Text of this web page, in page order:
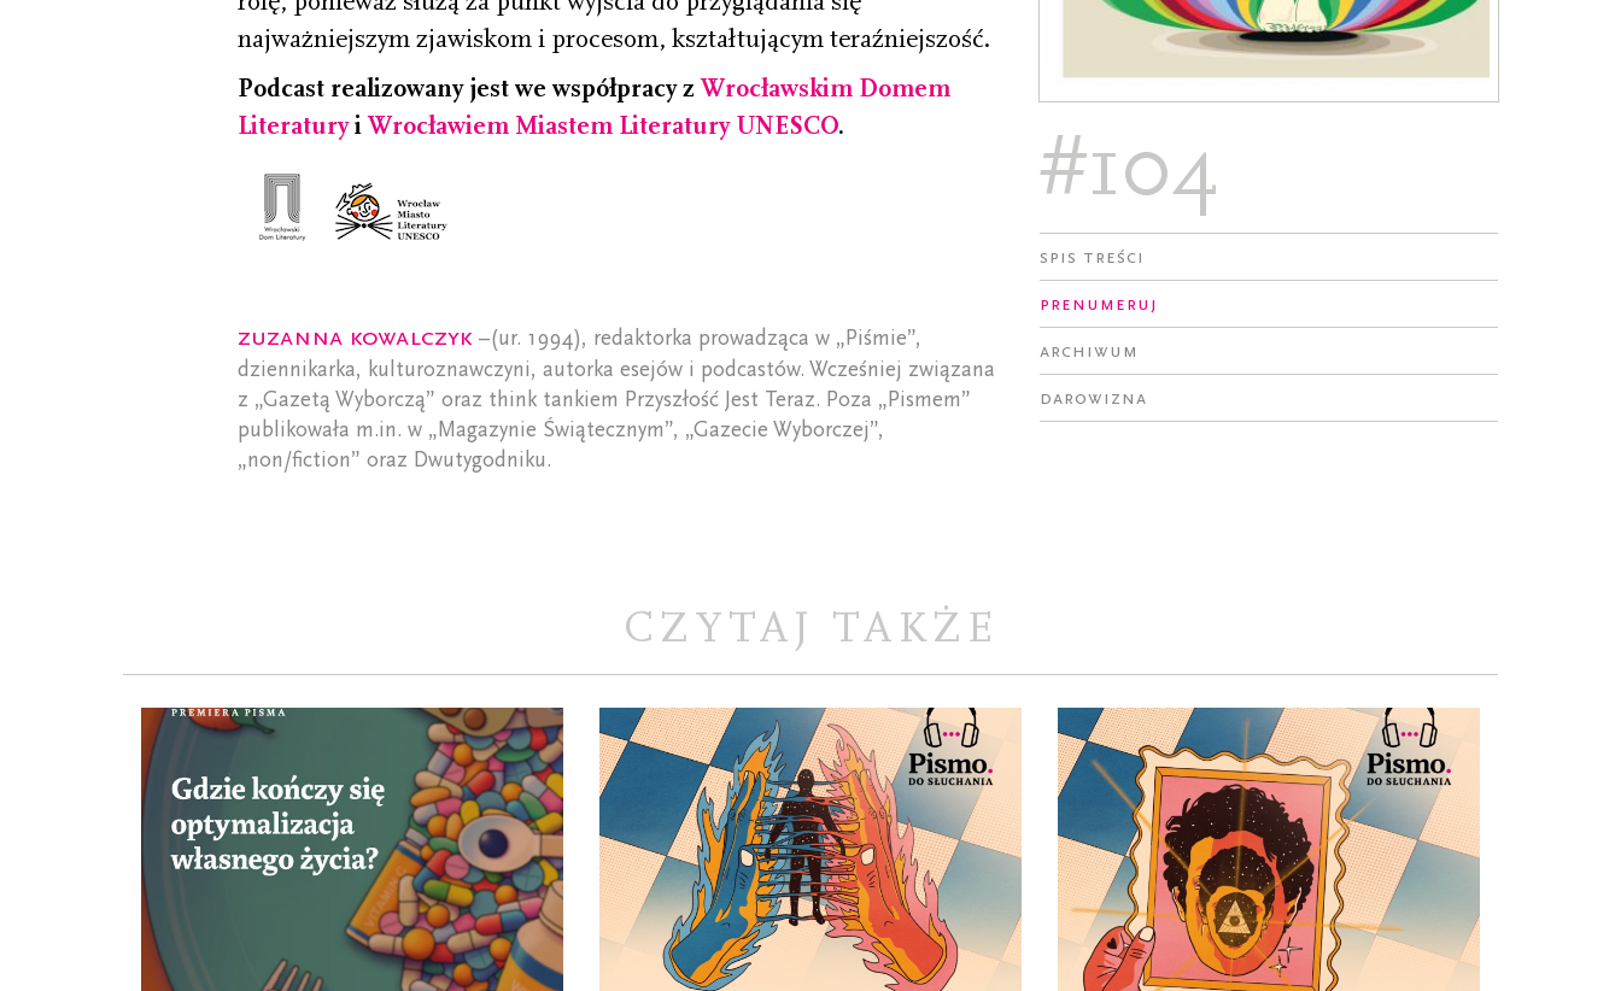
najważniejszym zjawiskom i procesom, kształtującym teraźniejszość.
Podcast realizowany jest we współpracy zWrocławskim Domem
LiteraturyiWrocławiem Miastem Literatury UNESCO.
Zuzanna Kowalczyk–(ur. 1994), redaktorka prowadząca w „Piśmie”,
dziennikarka, kulturoznawczyni, autorka esejów i podcastów. Wcześniej związana
z „Gazetą Wyborczą” oraz think tankiem Przyszłość Jest Teraz. Poza „Pismem”
publikowała m.in. w „Magazynie Świątecznym”, „Gazecie Wyborczej”,
„non/fiction” oraz Dwutygodniku.
#104
Spis treści
Prenumeruj
Archiwum
Darowizna
CZYTAJ TAKŻE